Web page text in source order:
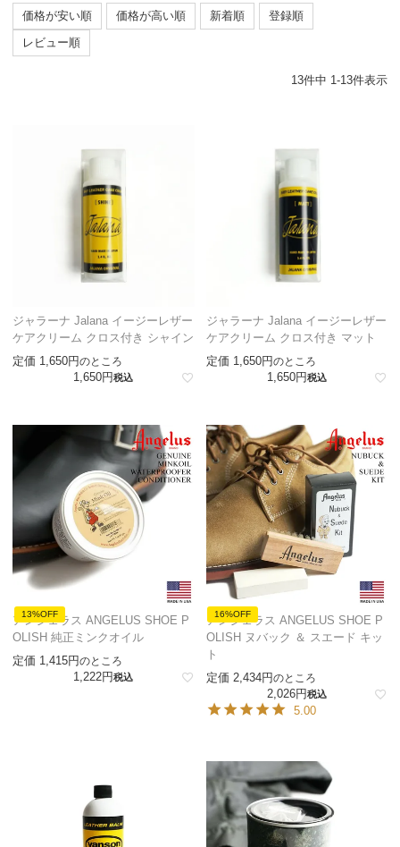
価格が安い順
価格が高い順 新着順
登録順
レビュー順
13件中 1-13件表示
ジャラーナ Jalana イージーレザー
ケアクリーム クロス付き シャイン
定価 1,650 のところ
1,650 税込
ジャラーナ Jalana イージーレザー
ケアクリーム クロス付き マット
定価 1,650 のところ
1,650 税込
13%OFF
アンジェラス ANGELUS SHOE P
OLISH 純正ミンクオイル
定価 1,415 のところ
1,222 税込
16%OFF
アンジェラス ANGELUS SHOE P
OLISH ヌバック ＆ スエード キッ
ト
定価 2,434 のところ
2,026 税込
5.00